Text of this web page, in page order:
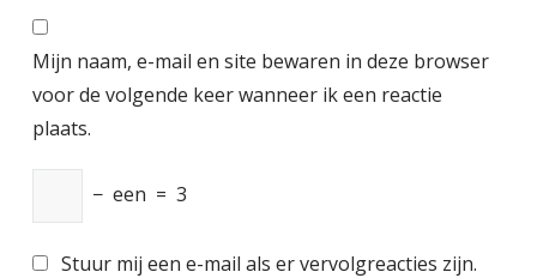
Mijn naam, e-mail en site bewaren in deze browser
voor de volgende keer wanneer ik een reactie
plaats.
− een = 3
Stuur mij een e-mail als er vervolgreacties zijn.